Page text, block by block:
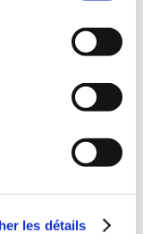
les détails